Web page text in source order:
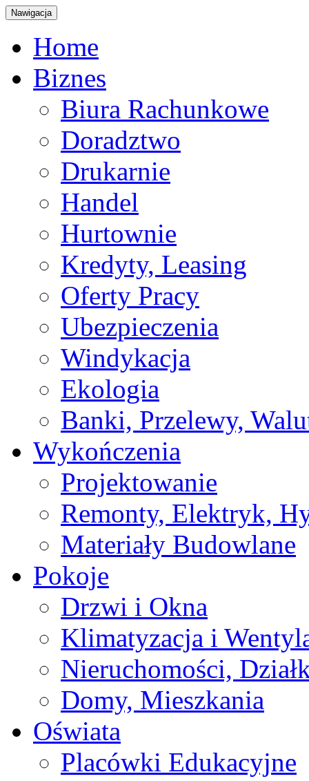
Nawigacja
Home
Biznes
Biura Rachunkowe
Doradztwo
Drukarnie
Handel
Hurtownie
Kredyty, Leasing
Oferty Pracy
Ubezpieczenia
Windykacja
Ekologia
Banki, Przelewy,
Wykończenia
Projektowanie
Remonty, Elektryk,
Materiały Budowlane
Pokoje
Drzwi i Okna
Klimatyzacja i
Nieruchomości,
Domy, Mieszkania
Oświata
Placówki Edukacyjne